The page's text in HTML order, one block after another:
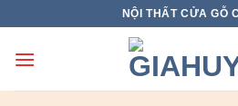
content
NỘI THẤT CỬA GỖ